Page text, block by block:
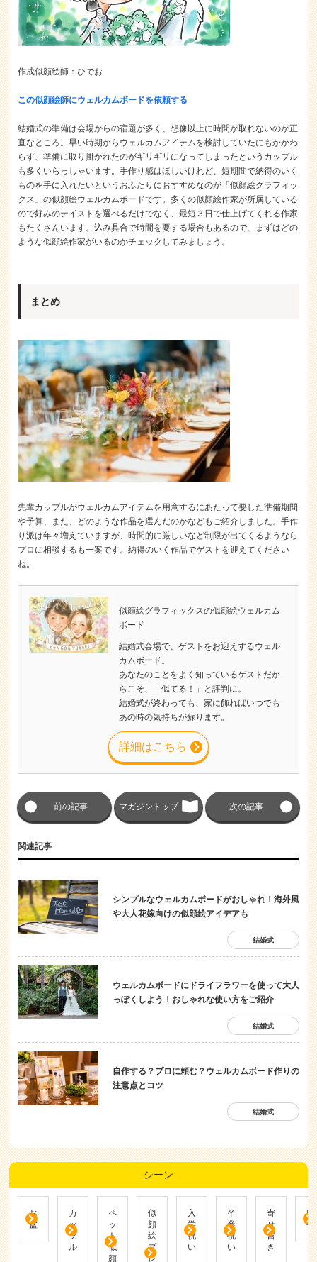
作成似顔絵師：ひでお
この似顔絵師にウェルカムボードを依頼する
結婚式の準備は会場からの宿題が多く、想像以上に時間が取れないのが正
直なところ。早い時期からウェルカムアイテムを検討していたにもかかわ
らず、準備に取り掛かれたのがギリギリになってしまったというカップル
も多くいらっしゃいます。手作り感はほしいけれど、短期間で納得のいく
ものを手に入れたいというおふたりにおすすめなのが「似顔絵グラフィッ
クス」の似顔絵ウェルカムボードです。多くの似顔絵作家が所属している
ので好みのテイストを選べるだけでなく、最短３日で仕上げてくれる作家
もたくさんいます。込み具合で時間を要する場合もあるので、まずはどの
ような似顔絵作家がいるのかチェックしてみましょう。
まとめ
先輩カップルがウェルカムアイテムを用意するにあたって要した準備期間
や予算、また、どのような作品を選んだのかなどもご紹介しました。手作
り派は年々増えていますが、時間的に厳しいなど制限が出てくるようなら
プロに相談するも一案です。納得のいく作品でゲストを迎えてください
ね。
似顔絵グラフィックスの似顔絵ウェルカム
ボード
結婚式会場で、ゲストをお迎えするウェル
カムボード。
あなたのことをよく知っているゲストだか
らこそ、「似てる！」と評判に。
結婚式が終わっても、家に飾ればいつでも
あの時の気持ちが蘇ります。
詳細はこちら
前の記事 マガジントップ 次の記事
関連記事
シンプルなウェルカムボードがおしゃれ！海外風
や大人花嫁向けの似顔絵アイデアも
結婚式
ウェルカムボードにドライフラワーを使って大人
っぽくしよう！おしゃれな使い方をご紹介
結婚式
自作する？プロに頼む？ウェルカムボード作りの
注意点とコツ
結婚式
シーン
お
盆
カ
ッ
プ
ル
ペ
ッ
ト
似
顔
似
顔
絵
プ
レ
入
学
祝
い
卒
業
祝
い
寄
せ
書
き
帰
省